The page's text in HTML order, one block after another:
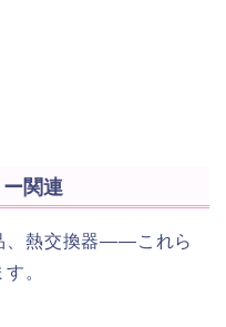
関連
、熱交換器——これら
。